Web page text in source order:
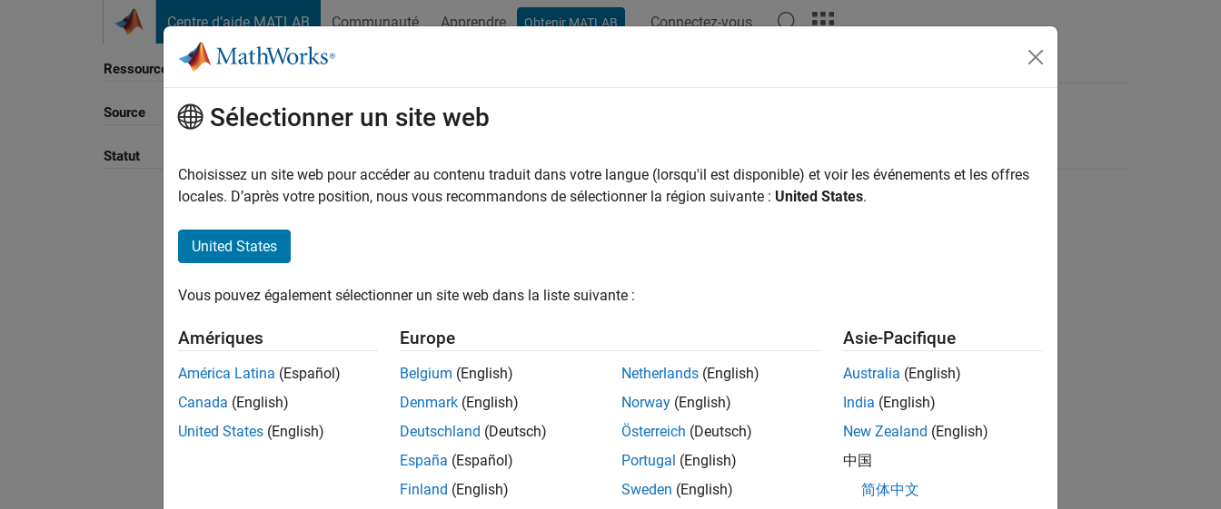
Centre d’aide MATLAB Communauté Apprendre Obtenir MATLAB Connectez-vous
Ressource
Source
Statut
Trier par
Sélectionner un site web
Choisissez un site web pour accéder au contenu traduit dans votre langue (lorsqu'il est disponible) et voir les événements et les offres
locales. D’après votre position, nous vous recommandons de sélectionner la région suivante : United States.
United States
Vous pouvez également sélectionner un site web dans la liste suivante :
Amériques
América Latina (Español)
Canada (English)
United States (English)
Europe
Belgium (English)
Denmark (English)
Deutschland (Deutsch)
España (Español)
Finland (English)
Netherlands (English)
Norway (English)
Österreich (Deutsch)
Portugal (English)
Sweden (English)
Asie-Pacifique
Australia (English)
India (English)
New Zealand (English)
中国
简体中文